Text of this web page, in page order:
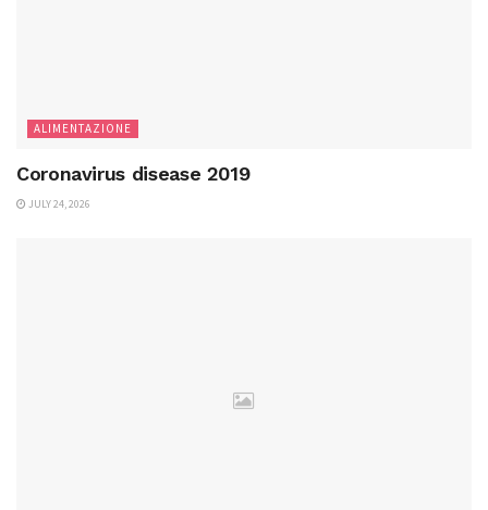
ALIMENTAZIONE
Coronavirus disease 2019
JULY 24, 2026